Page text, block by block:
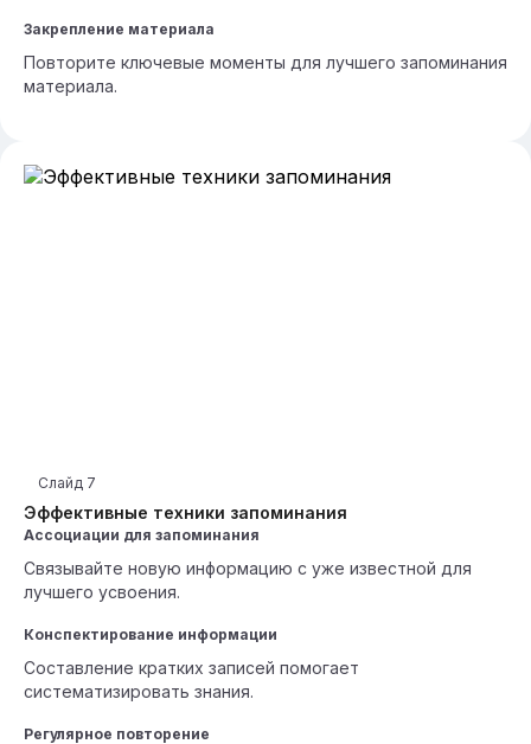
Закрепление материала
Повторите ключевые моменты для лучшего запоминания
материала.
Эффективные техники запоминания
Слайд 7
Ассоциации для запоминания
Связывайте новую информацию с уже известной для
лучшего усвоения.
Конспектирование информации
Составление кратких записей помогает
систематизировать знания.
Регулярное повторение